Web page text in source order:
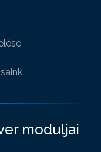
moduljai